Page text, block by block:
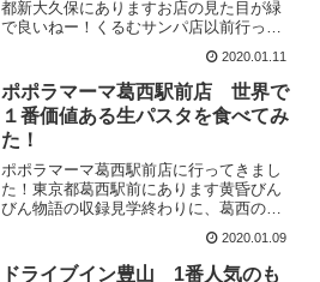
都新大久保にありますお店の見た目が緑
で良いねー！くるむサンパ店以前行った
2020.01.11
ポポラマーマ葛西駅前店 世界で
１番価値ある生パスタを食べてみ
た！
ポポラマーマ葛西駅前店に行ってきまし
た！東京都葛西駅前にあります黄昏びん
びん物語の収録見学終わりに、葛西のど
2020.01.09
ドライブイン豊山 1番人気のも